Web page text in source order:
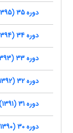
دوره 35 (1395)
دوره 34 (1394)
دوره 33 (1393)
دوره 32 (1392)
دوره 31 (1391)
دوره 30 (1390)